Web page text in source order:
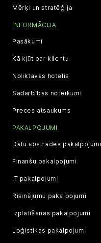
Mērķi un stratēģija
INFORMĀCIJA
Pasākumi
Kā kļūt par klientu
Noliktavas hotelis
Sadarbības noteikumi
Preces atsaukums
PAKALPOJUMI
Datu apstrādes pakalpojumi
Finanšu pakalpojumi
IT pakalpojumi
Risinājumu pakalpojumi
Izplatīšanas pakalpojumi
Loģistikas pakalpojumi